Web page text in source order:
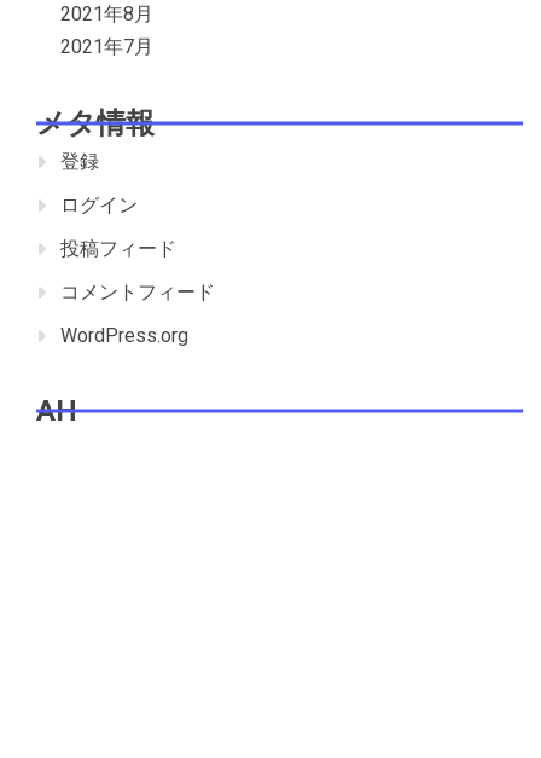
2021年8月
2021年7月
メタ情報
登録
ログイン
投稿フィード
コメントフィード
WordPress.org
AH